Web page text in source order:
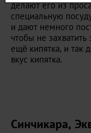
делают его из
специальную
и дают немного
чтобы не
ещё кипятка, и так
вкус кипятка.
Синчикара,